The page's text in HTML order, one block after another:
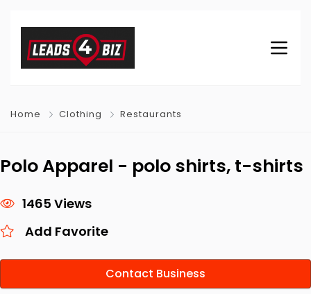
Home Clothing Restaurants
Polo Apparel - polo shirts, t-shirts
1465 Views
Add Favorite
Contact Business